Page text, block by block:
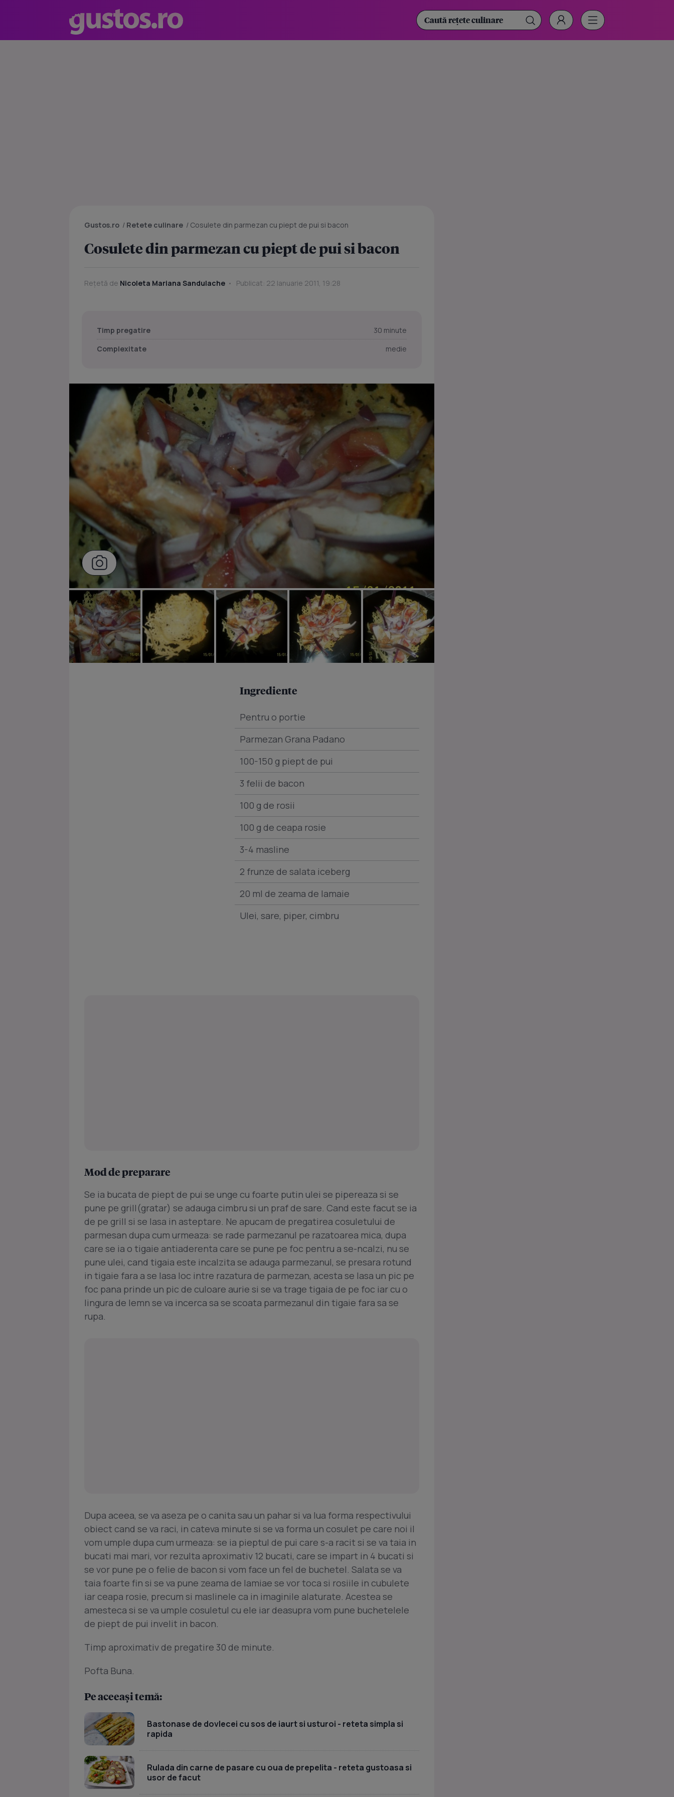
Gustos.ro / Retete culinare / Cosulete din parmezan cu piept de pui si bacon
Cosulete din parmezan cu piept de pui si bacon
Rețetă de Nicoleta Mariana Sandulache Publicat: 22 Ianuarie 2011, 19:28
Timp pregatire
30 minute
Complexitate
medie
Ingrediente
Pentru o portie
Parmezan Grana Padano
100-150 g piept de pui
3 felii de bacon
100 g de rosii
100 g de ceapa rosie
3-4 masline
2 frunze de salata iceberg
20 ml de zeama de lamaie
Ulei, sare, piper, cimbru
Mod de preparare
Se ia bucata de piept de pui se unge cu foarte putin ulei se pipereaza si se
pune pe grill(gratar) se adauga cimbru si un praf de sare. Cand este facut se ia
de pe grill si se lasa in asteptare. Ne apucam de pregatirea cosuletului de
parmesan dupa cum urmeaza: se rade parmezanul pe razatoarea mica, dupa
care se ia o tigaie antiaderenta care se pune pe foc pentru a se-ncalzi, nu se
pune ulei, cand tigaia este incalzita se adauga parmezanul, se presara rotund
in tigaie fara a se lasa loc intre razatura de parmezan, acesta se lasa un pic pe
foc pana prinde un pic de culoare aurie si se va trage tigaia de pe foc iar cu o
lingura de lemn se va incerca sa se scoata parmezanul din tigaie fara sa se
rupa.
Dupa aceea, se va aseza pe o canita sau un pahar si va lua forma respectivului
obiect cand se va raci, in cateva minute si se va forma un cosulet pe care noi il
vom umple dupa cum urmeaza: se ia pieptul de pui care s-a racit si se va taia in
bucati mai mari, vor rezulta aproximativ 12 bucati, care se impart in 4 bucati si
se vor pune pe o felie de bacon si vom face un fel de buchetel. Salata se va
taia foarte fin si se va pune zeama de lamiae se vor toca si rosiile in cubulete
iar ceapa rosie, precum si maslinele ca in imaginile alaturate. Acestea se
amesteca si se va umple cosuletul cu ele iar deasupra vom pune buchetelele
de piept de pui invelit in bacon.
Timp aproximativ de pregatire 30 de minute.
Pofta Buna.
Pe aceeași temă:
Bastonase de dovlecei cu sos de iaurt si usturoi - reteta simpla si
rapida
Rulada din carne de pasare cu oua de prepelita - reteta gustoasa si
usor de facut